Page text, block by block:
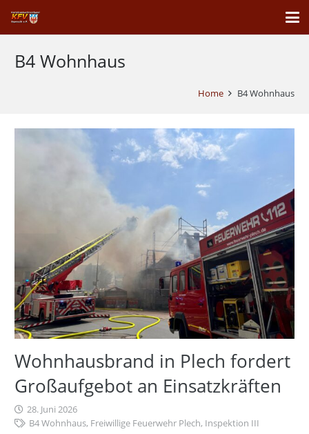
B4 Wohnhaus
Home B4 Wohnhaus
Wohnhausbrand in Plech fordert
Großaufgebot an Einsatzkräften
28. Juni 2026
B4 Wohnhaus, Freiwillige Feuerwehr Plech, Inspektion III